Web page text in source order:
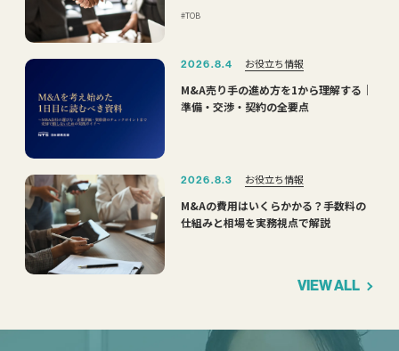
TOB
2026.8.4 お役立ち情報
M&A売り手の進め方を1から理解する｜
準備・交渉・契約の全要点
2026.8.3 お役立ち情報
M&Aの費用はいくらかかる？手数料の
仕組みと相場を実務視点で解説
VIEW ALL